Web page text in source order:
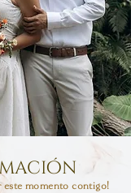
este momento contigo!